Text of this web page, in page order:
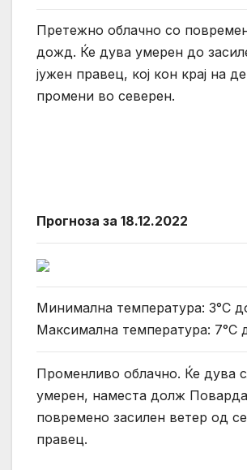
Претежно облачно со
дожд. Ќе дува умерен до
јужен правец, кој кон крај на
промени во северен.
Прогноза за 18.12.2022
Минимална температура: 3°C
Максимална температура: 7°C
Променливо облачно. Ќе дува
умерен, наместа долж
повремено засилен ветер од
правец.